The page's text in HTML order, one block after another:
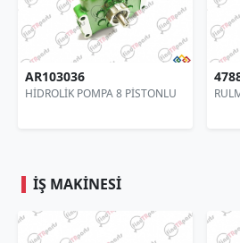
47888678
RULMAN SARSAK FLANŞLI
İŞ MAKINESI